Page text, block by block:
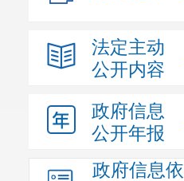
法定主动
公开内容
政府信息
公开年报
政府信息依